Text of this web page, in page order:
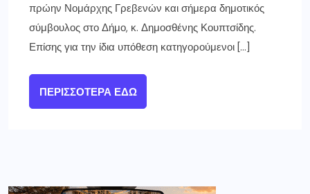
πρώην Νομάρχης Γρεβενών και σήμερα δημοτικός
σύμβουλος στο Δήμο, κ. Δημοσθένης Κουπτσίδης.
Επίσης για την ίδια υπόθεση κατηγορούμενοι […]
ΠΕΡΙΣΣΌΤΕΡΑ ΕΔΏ